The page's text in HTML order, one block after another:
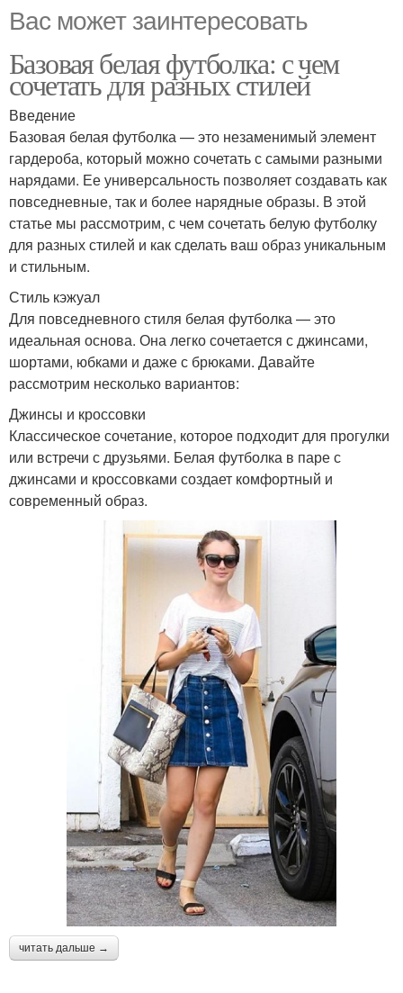
Вас может заинтересовать
Базовая белая футболка: с чем
сочетать для разных стилей
Введение
Базовая белая футболка — это незаменимый элемент
гардероба, который можно сочетать с самыми разными
нарядами. Ее универсальность позволяет создавать как
повседневные, так и более нарядные образы. В этой
статье мы рассмотрим, с чем сочетать белую футболку
для разных стилей и как сделать ваш образ уникальным
и стильным.
Стиль кэжуал
Для повседневного стиля белая футболка — это
идеальная основа. Она легко сочетается с джинсами,
шортами, юбками и даже с брюками. Давайте
рассмотрим несколько вариантов:
Джинсы и кроссовки
Классическое сочетание, которое подходит для прогулки
или встречи с друзьями. Белая футболка в паре с
джинсами и кроссовками создает комфортный и
современный образ.
читать дальше →